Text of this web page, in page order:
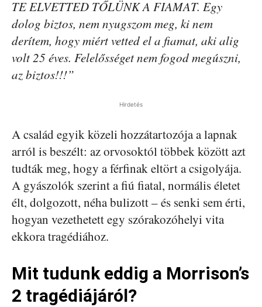
TE ELVETTED TŐLÜNK A FIAMAT. Egy
dolog biztos, nem nyugszom meg, ki nem
derítem, hogy miért vetted el a fiamat, aki alig
volt 25 éves. Felelősséget nem fogod megúszni,
az biztos!!!”
Hirdetés
A család egyik közeli hozzátartozója a lapnak
arról is beszélt: az orvosoktól többek között azt
tudták meg, hogy a férfinak eltört a csigolyája.
A gyászolók szerint a fiú fiatal, normális életet
élt, dolgozott, néha bulizott – és senki sem érti,
hogyan vezethetett egy szórakozóhelyi vita
ekkora tragédiához.
Mit tudunk eddig a Morrison’s
2 tragédiájáról?